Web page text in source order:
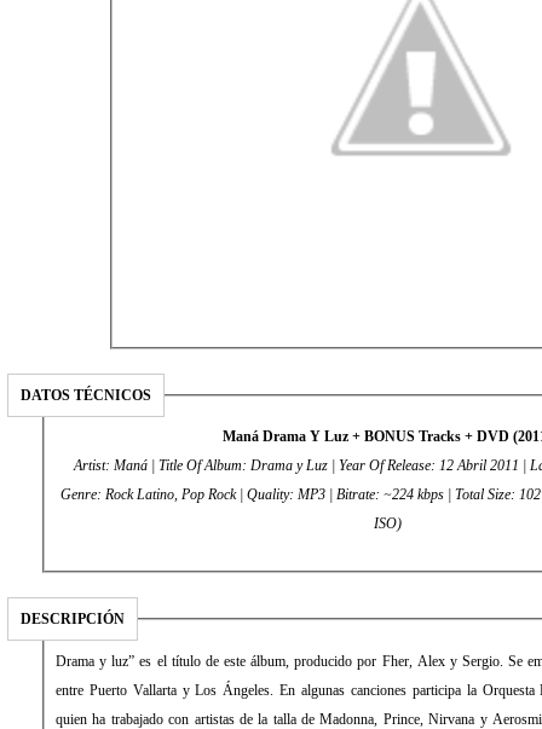
DATOS TÉCNICOS
Maná Drama Y Luz + BONUS Tracks + DVD
Artist: Maná | Title Of Album: Drama y Luz | Year Of Release: 12 Abril 2011 |
Genre: Rock Latino, Pop Rock | Quality: MP3 | Bitrate: ~224 kbps | Total Size:
ISO)
DESCRIPCIÓN
Drama y luz” es el título de este álbum, producido por Fher, Alex y Sergio. Se
entre Puerto Vallarta y Los Ángeles. En algunas canciones participa la Orquesta
quien ha trabajado con artistas de la talla de Madonna, Prince, Nirvana y